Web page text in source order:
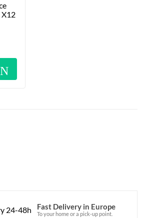
X12
Fast Delivery in Europe
To your home or a pick-up point.